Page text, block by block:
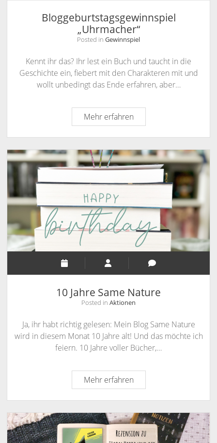
Bloggeburtstagsgewinnspiel
„Uhrmacher“
Posted in Gewinnspiel
Kennt ihr das? Ihr lest ein Buch und taucht in die
Geschichte ein, fiebert mit den Charakteren mit und
wollt unbedingt das Ende erfahren, aber…
Mehr erfahren
„Uhrmacher“
10 Jahre Same Nature
Posted in Aktionen
Ja, ihr habt richtig gelesen: Mein Blog Same Nature
wird in diesem Monat 10 Jahre alt! Und das möchte ich
feiern. 10 Jahre voller Bücher,…
Mehr erfahren10
Jahre
Same
Nature